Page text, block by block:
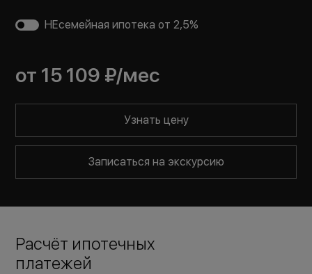
НЕсемейная ипотека от 2,5%
от 15 109 ₽/мес
Узнать цену
Записаться на экскурсию
Расчёт ипотечных
платежей